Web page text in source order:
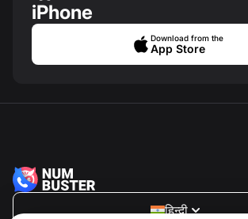
iPhone
Download from the
App Store
हिन्दी